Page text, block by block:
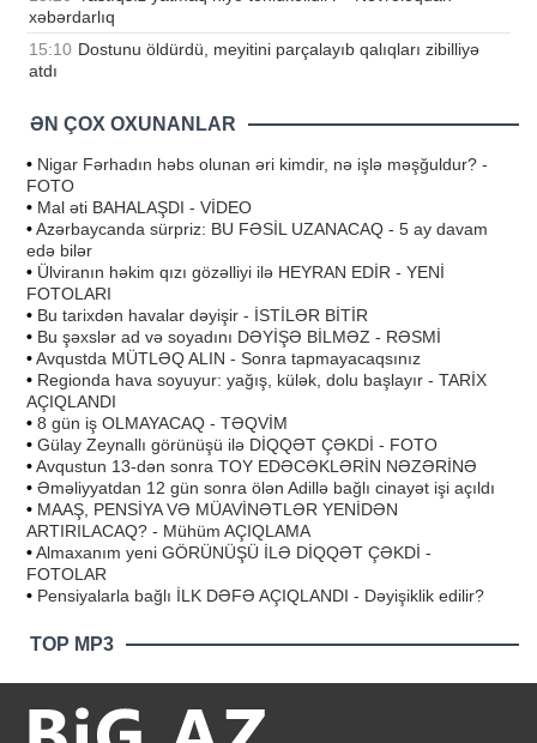
xəbərdarlıq
15:10 Dostunu öldürdü, meyitini parçalayıb qalıqları zibilliyə
atdı
ƏN ÇOX OXUNANLAR
• Nigar Fərhadın həbs olunan əri kimdir, nə işlə məşğuldur? -
FOTO
• Mal əti BAHALAŞDI - VİDEO
•Azərbaycanda sürpriz: BU FƏSİL UZANACAQ - 5 ay davam
edə bilər
• Ülviranın həkim qızı gözəlliyi ilə HEYRAN EDİR - YENİ
FOTOLARI
• Bu tarixdən havalar dəyişir - İSTİLƏR BİTİR
• Bu şəxslər ad və soyadını DƏYİŞƏ BİLMƏZ - RƏSMİ
•Avqustda MÜTLƏQ ALIN - Sonra tapmayacaqsınız
• Regionda hava soyuyur: yağış, külək, dolu başlayır - TARİX
AÇIQLANDI
• 8 gün iş OLMAYACAQ - TƏQVİM
• Gülay Zeynallı görünüşü ilə DİQQƏT ÇƏKDİ - FOTO
•Avqustun 13-dən sonra TOY EDƏCƏKLƏRİN NƏZƏRİNƏ
• Əməliyyatdan 12 gün sonra ölən Adillə bağlı cinayət işi açıldı
• MAAŞ, PENSİYA VƏ MÜAVİNƏTLƏR YENİDƏN
ARTIRILACAQ? - Mühüm AÇIQLAMA
•Almaxanım yeni GÖRÜNÜŞÜ İLƏ DİQQƏT ÇƏKDİ -
FOTOLAR
• Pensiyalarla bağlı İLK DƏFƏ AÇIQLANDI - Dəyişiklik edilir?
TOP MP3